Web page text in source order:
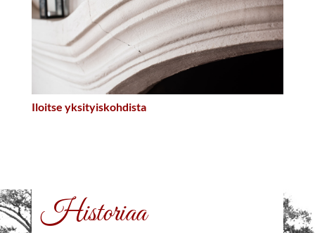
Iloitse yksityiskohdista
Historiaa